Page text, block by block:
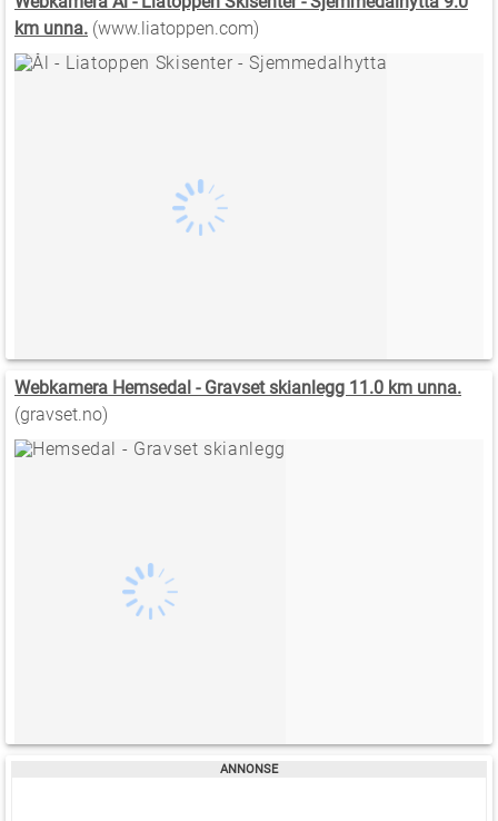
km unna. (www.liatoppen.com)
Webkamera Hemsedal - Gravset skianlegg 11.0 km unna.
(gravset.no)